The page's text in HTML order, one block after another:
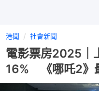
港聞 社會新聞
電影票房2025｜
16% 《哪吒2》